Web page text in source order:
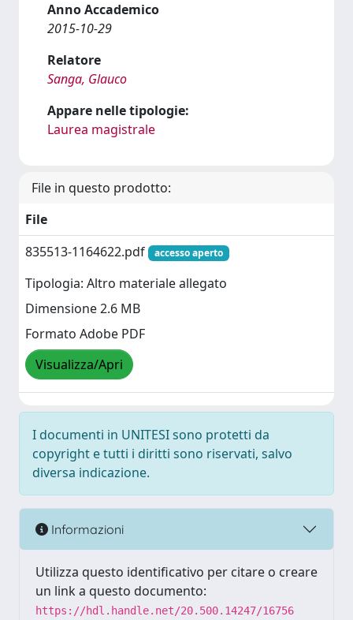
Anno Accademico
2015-10-29
Relatore
Sanga, Glauco
Appare nelle tipologie:
Laurea magistrale
File in questo prodotto:
File
835513-1164622.pdf
accesso aperto
Tipologia: Altro materiale allegato
Dimensione 2.6 MB
Formato Adobe PDF
Visualizza/Apri
I documenti in UNITESI sono protetti da
copyright e tutti i diritti sono riservati, salvo
diversa indicazione.
Informazioni
Utilizza questo identificativo per citare o creare
un link a questo documento:
https://hdl.handle.net/20.500.14247/16756